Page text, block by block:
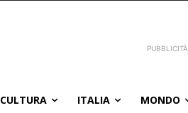
PUBBLICITÀ
CULTURA ITALIA MONDO